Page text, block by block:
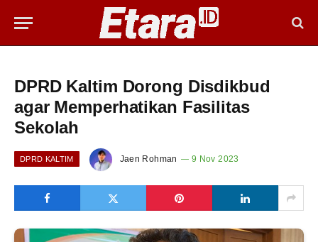
DPRD Kaltim Dorong Disdikbud
agar Memperhatikan Fasilitas
Sekolah
DPRD KALTIM Jaen Rohman 9 Nov 2023